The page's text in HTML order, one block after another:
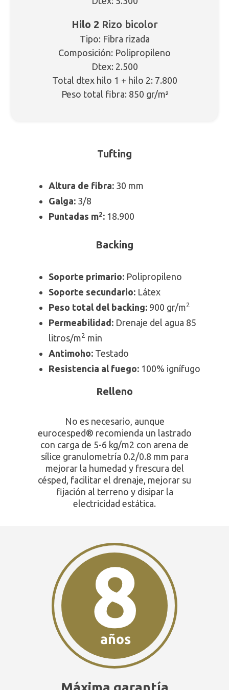
Hilo 2 Rizo bicolor
Tipo: Fibra rizada
Composición: Polipropileno
Dtex: 2.500
Total dtex hilo 1 + hilo 2: 7.800
Peso total fibra: 850 gr/m²
Tufting
Altura de fibra:30 mm
Galga:3/8
Puntadas m2:18.900
Backing
Soporte primario:Polipropileno
Soporte secundario:Látex
Peso total del backing:900 gr/m2
Permeabilidad:Drenaje del agua 85
litros/m2 min
Antimoho:Testado
Resistencia al fuego:100% ignífugo
Relleno
No es necesario, aunque
eurocesped® recomienda un lastrado
con carga de 5-6 kg/m2 con arena de
sílice granulometría 0.2/0.8 mm para
mejorar la humedad y frescura del
césped, facilitar el drenaje, mejorar su
fijación al terreno y disipar la
electricidad estática.
Máxima garantía